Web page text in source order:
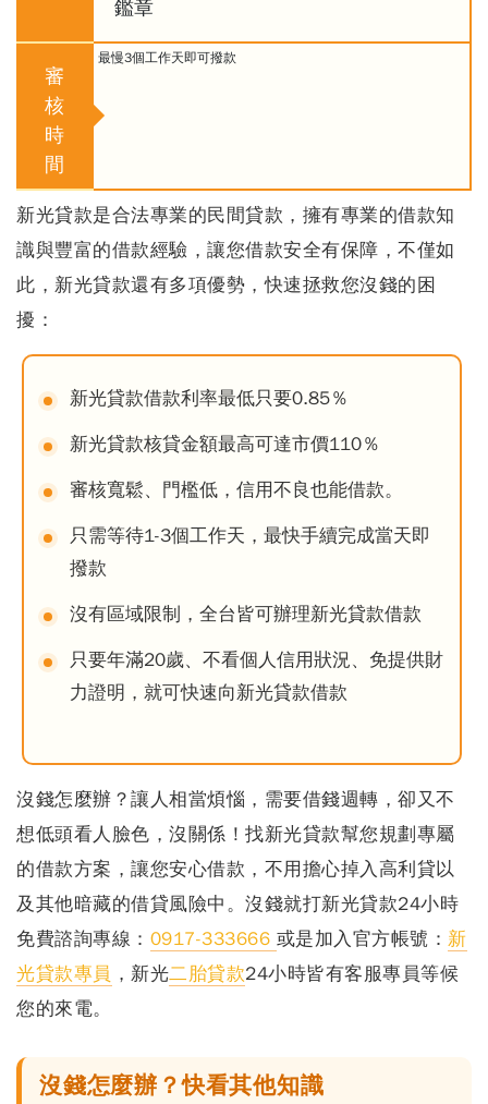
鑑章
審
核
時
間
最慢3個工作天即可撥款
新光貸款是合法專業的民間貸款，擁有專業的借款知
識與豐富的借款經驗，讓您借款安全有保障，不僅如
此，新光貸款還有多項優勢，快速拯救您沒錢的困
擾：
新光貸款借款利率最低只要0.85％
新光貸款核貸金額最高可達市價110％
審核寬鬆、門檻低，信用不良也能借款。
只需等待1-3個工作天，最快手續完成當天即
撥款
沒有區域限制，全台皆可辦理新光貸款借款
只要年滿20歲、不看個人信用狀況、免提供財
力證明，就可快速向新光貸款借款
沒錢怎麼辦？讓人相當煩惱，需要借錢週轉，卻又不
想低頭看人臉色，沒關係！ 找新光貸款幫您規劃專屬
的借款方案，讓您安心借款，不用擔心掉入高利貸以
及其他暗藏的借貸風險中。沒錢就打新光貸款24小時
免費諮詢專線： 0917-333666 或是加入官方帳號： 新
光貸款專員 ，新光二胎貸款24小時皆有客服專員等候
您的來電。
沒錢怎麼辦？快看其他知識